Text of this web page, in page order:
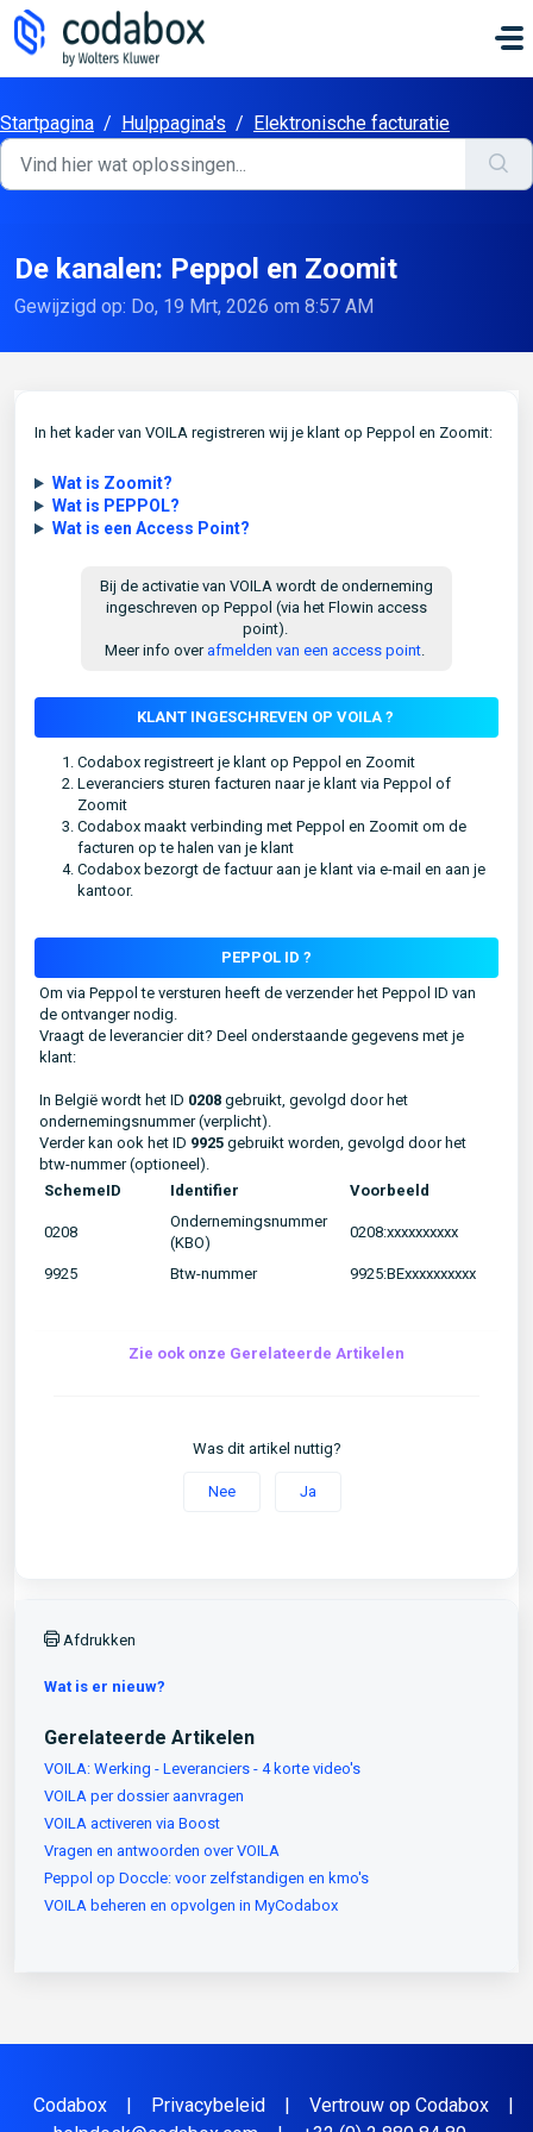
Doorgaan naar hoofdinhoud
Startpagina / Hulppagina's / Elektronische facturatie
De kanalen: Peppol en Zoomit
Gewijzigd op: Do, 19 Mrt, 2026 om 8:57 AM
In het kader van VOILA registreren wij je klant op Peppol en Zoomit:
Wat is Zoomit?
Wat is PEPPOL?
Wat is een Access Point?
Bij de activatie van VOILA wordt de onderneming
ingeschreven op Peppol (via het Flowin access
point).
Meer info over afmelden van een access point.
KLANT INGESCHREVEN OP VOILA ?
Codabox registreert je klant op Peppol en Zoomit
Leveranciers sturen facturen naar je klant via Peppol of
Zoomit
Codabox maakt verbinding met Peppol en Zoomit om de
facturen op te halen van je klant
Codabox bezorgt de factuur aan je klant via e-mail en aan je
kantoor.
PEPPOL ID ?
Om via Peppol te versturen heeft de verzender het Peppol ID van
de ontvanger nodig.
Vraagt de leverancier dit? Deel onderstaande gegevens met je
klant:
In België wordt het ID 0208 gebruikt, gevolgd door het
ondernemingsnummer (verplicht).
Verder kan ook het ID 9925 gebruikt worden, gevolgd door het
btw-nummer (optioneel).
SchemeID
Identifier Voorbeeld
0208
Ondernemingsnummer
(KBO)
0208:xxxxxxxxxx
9925 Btw-nummer 9925:BExxxxxxxxxx
Zie ook onze Gerelateerde Artikelen
Was dit artikel nuttig?
Nee Ja
Afdrukken
Wat is er nieuw?
Gerelateerde Artikelen
VOILA: Werking - Leveranciers - 4 korte video's
VOILA per dossier aanvragen
VOILA activeren via Boost
Vragen en antwoorden over VOILA
Peppol op Doccle: voor zelfstandigen en kmo's
VOILA beheren en opvolgen in MyCodabox
Codabox | Privacybeleid | Vertrouw op Codabox
|